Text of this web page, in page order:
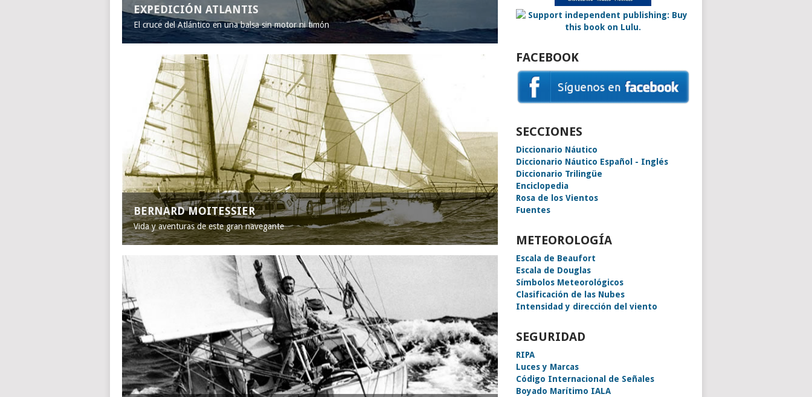
EXPEDICIÓN ATLANTIS
El cruce del Atlántico en una balsa sin motor ni timón
BERNARD MOITESSIER
Vida y aventuras de este gran navegante
FACEBOOK
SECCIONES
Diccionario Náutico
Diccionario Náutico Español - Inglés
Diccionario Trilingüe
Enciclopedia
Rosa de los Vientos
Fuentes
METEOROLOGÍA
Escala de Beaufort
Escala de Douglas
Símbolos Meteorológicos
Clasificación de las Nubes
Intensidad y dirección del viento
SEGURIDAD
RIPA
Luces y Marcas
Código Internacional de Señales
Boyado Marítimo IALA